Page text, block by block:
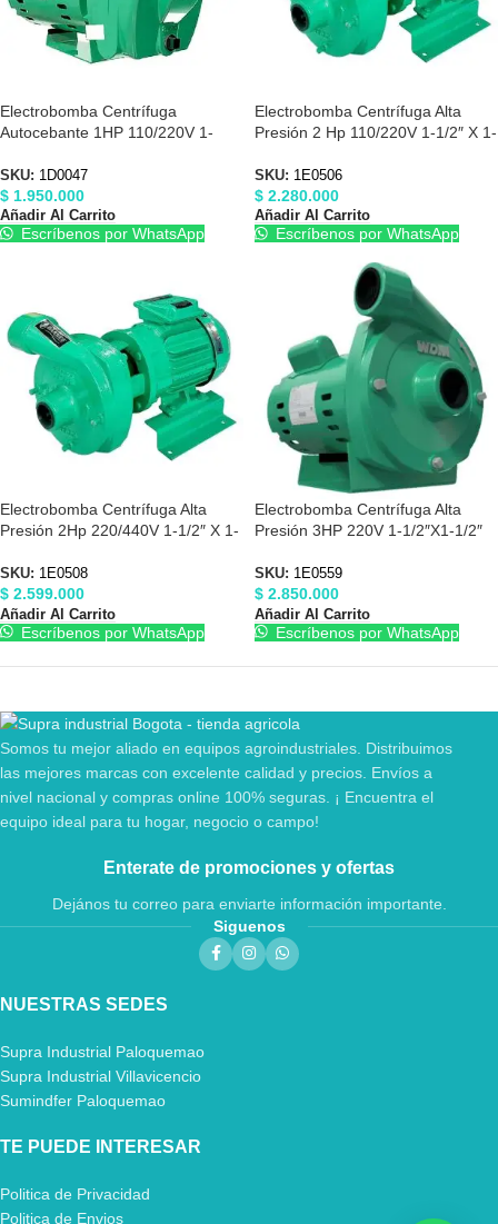
Electrobomba Centrífuga
Autocebante 1HP 110/220V 1-
SKU: 1D0047
$ 1.950.000
Añadir Al Carrito
Escríbenos por WhatsApp
Electrobomba Centrífuga Alta
Presión 2 Hp 110/220V 1-1/2″ X 1-
SKU: 1E0506
$ 2.280.000
Añadir Al Carrito
Escríbenos por WhatsApp
Electrobomba Centrífuga Alta
Presión 2Hp 220/440V 1-1/2″ X 1-
SKU: 1E0508
$ 2.599.000
Añadir Al Carrito
Escríbenos por WhatsApp
Electrobomba Centrífuga Alta
Presión 3HP 220V 1-1/2″X1-1/2″
SKU: 1E0559
$ 2.850.000
Añadir Al Carrito
Escríbenos por WhatsApp
Somos tu mejor aliado en equipos agroindustriales. Distribuimos
las mejores marcas con excelente calidad y precios. Envíos a
nivel nacional y compras online 100% seguras. ¡ Encuentra el
equipo ideal para tu hogar, negocio o campo!
Enterate de promociones y ofertas
Dejános tu correo para enviarte información importante.
Siguenos
NUESTRAS SEDES
Supra Industrial Paloquemao
Supra Industrial Villavicencio
Sumindfer Paloquemao
TE PUEDE INTERESAR
Politica de Privacidad
Politica de Envios